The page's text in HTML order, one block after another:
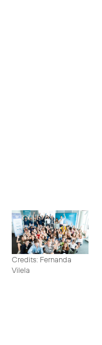
Credits: Fernanda
Vilela